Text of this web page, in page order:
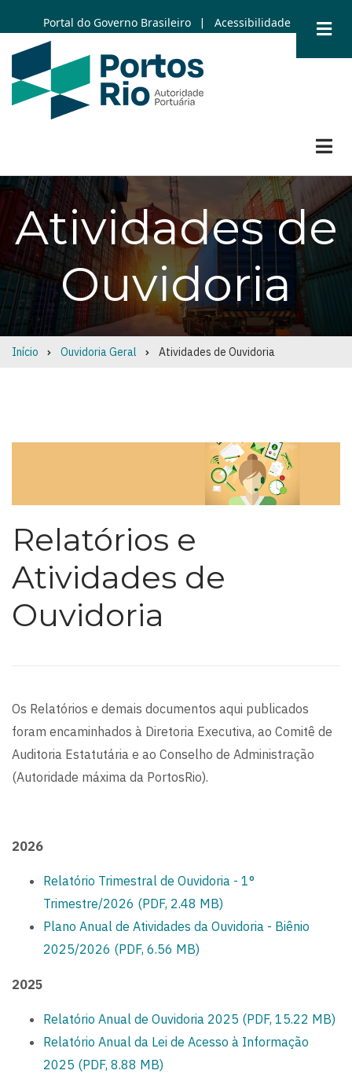
to
main
content
Portal do Governo Brasileiro | Acessibilidade
Atividades de
Ouvidoria
Breadcrumb
Início Ouvidoria Geral Atividades de Ouvidoria
Relatórios e
Atividades de
Ouvidoria
Os Relatórios e demais documentos aqui publicados
foram encaminhados à Diretoria Executiva, ao Comitê de
Auditoria Estatutária e ao Conselho de Administração
(Autoridade máxima da PortosRio).
2026
Relatório Trimestral de Ouvidoria - 1°
Trimestre/2026 (PDF, 2.48 MB)
Plano Anual de Atividades da Ouvidoria - Biênio
2025/2026 (PDF, 6.56 MB)
2025
Relatório Anual de Ouvidoria 2025 (PDF, 15.22 MB)
Relatório Anual da Lei de Acesso à Informação
2025 (PDF, 8.88 MB)